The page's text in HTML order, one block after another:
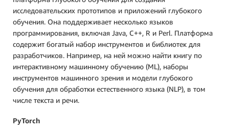
исследовательских прототипов и приложений глубокого
обучения. Она поддерживает несколько языков
программирования, включая Java, C++, R и Perl. Платформа
содержит богатый набор инструментов и библиотек для
разработчиков. Например, на ней можно найти книгу по
интерактивному машинному обучению (ML), наборы
инструментов машинного зрения и модели глубокого
обучения для обработки естественного языка (NLP), в том
числе текста и речи.
PyTorch